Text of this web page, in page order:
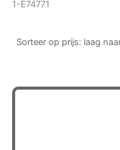
1-E74771